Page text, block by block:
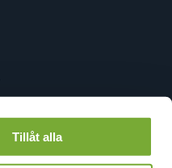
Tillåt alla